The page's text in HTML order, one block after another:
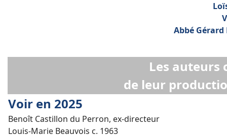
Abbé Gérard
Les auteurs
de leur
Voir en 2025
Benoît Castillon du Perron, ex-directeur
Louis-Marie Beauvois c. 1963